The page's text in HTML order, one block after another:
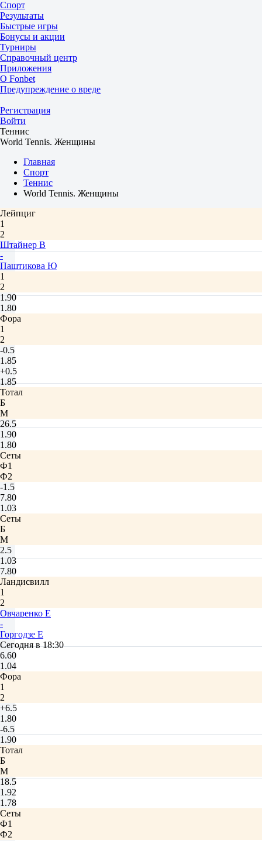
Спорт
Результаты
Быстрые игры
Бонусы и акции
Турниры
Справочный центр
Приложения
О Fonbet
Предупреждение о вреде
Регистрация
Войти
Теннис
World Tennis. Женщины
Главная
Спорт
Теннис
World Tennis. Женщины
Лейпциг
1
2
Штайнер В
-
Паштикова Ю
1
2
1.90
1.80
Фора
1
2
-0.5
1.85
+0.5
1.85
Тотал
Б
М
26.5
1.90
1.80
Сеты
Ф1
Ф2
-1.5
7.80
1.03
Сеты
Б
М
2.5
1.03
7.80
Ландисвилл
1
2
Овчаренко Е
-
Горгодзе Е
Сегодня в 18:30
6.60
1.04
Фора
1
2
+6.5
1.80
-6.5
1.90
Тотал
Б
М
18.5
1.92
1.78
Сеты
Ф1
Ф2